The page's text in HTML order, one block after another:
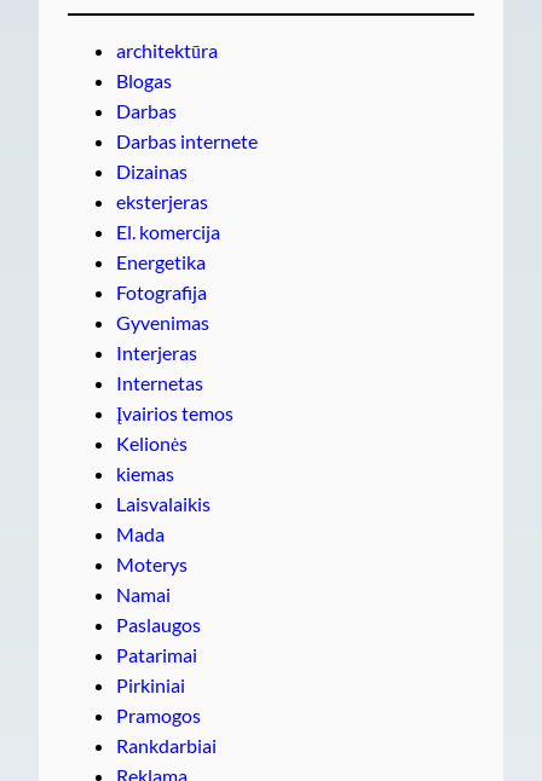
architektūra
Blogas
Darbas
Darbas internete
Dizainas
eksterjeras
El. komercija
Energetika
Fotografija
Gyvenimas
Interjeras
Internetas
Įvairios temos
Kelionės
kiemas
Laisvalaikis
Mada
Moterys
Namai
Paslaugos
Patarimai
Pirkiniai
Pramogos
Rankdarbiai
Reklama